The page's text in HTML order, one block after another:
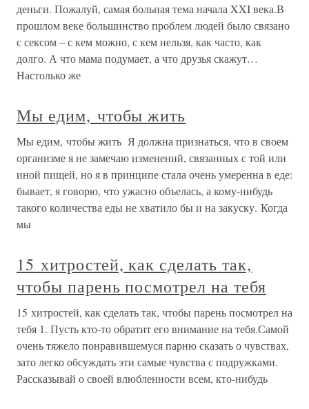
деньги. Пожалуй, самая больная тема начала XXI века.В
прошлом веке большинство проблем людей было связано
с сексом – с кем можно, с кем нельзя, как часто, как
долго. А что мама подумает, а что друзья скажут…
Настолько же
Мы едим, чтобы жить
Мы едим, чтобы жить Я должна признаться, что в своем
организме я не замечаю изменений, связанных с той или
иной пищей, но я в принципе стала очень умеренна в еде:
бывает, я говорю, что ужасно объелась, а кому-нибудь
такого количества еды не хватило бы и на закуску. Когда
мы
15 хитростей, как сделать так,
чтобы парень посмотрел на тебя
15 хитростей, как сделать так, чтобы парень посмотрел на
тебя 1. Пусть кто-то обратит его внимание на тебя.Самой
очень тяжело понравившемуся парню сказать о чувствах,
зато легко обсуждать эти самые чувства с подружками.
Рассказывай о своей влюбленности всем, кто-нибудь